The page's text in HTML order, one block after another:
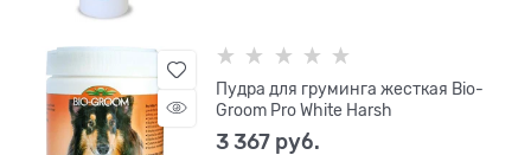
Пудра для груминга жесткая Bio-
Groom Pro White Harsh
3 367 руб.